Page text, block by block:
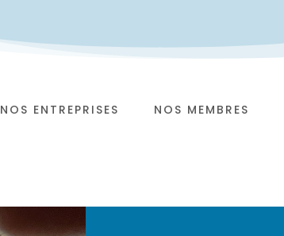
NOS ENTREPRISES NOS MEMBRES